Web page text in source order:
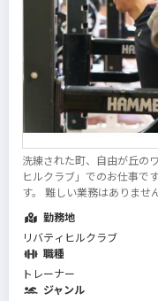
洗練された町、自由が丘の
ヒルクラブ」でのお仕事で
す。 難しい業務はありませ
応募ください！ ※同時募集中※ ザ・キャピトルホテル東急（ジムスタッ
フ・正社員） 西武フィット...
勤務地
リバティヒルクラブ
職種
トレーナー
ジャンル